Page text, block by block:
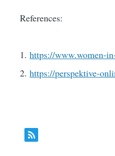
References:
1.https://www.women-
2.https://perspektive-